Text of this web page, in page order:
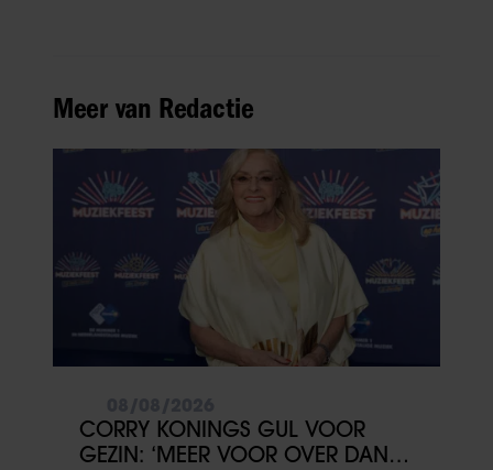
Meer van Redactie
CORRY KONINGS GUL VOOR
GEZIN: ‘MEER VOOR OVER DAN